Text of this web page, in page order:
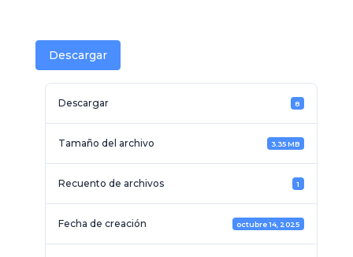
Descargar
Descargar 8
Tamaño del archivo 3.35 MB
Recuento de archivos 1
Fecha de creación octubre 14, 2025